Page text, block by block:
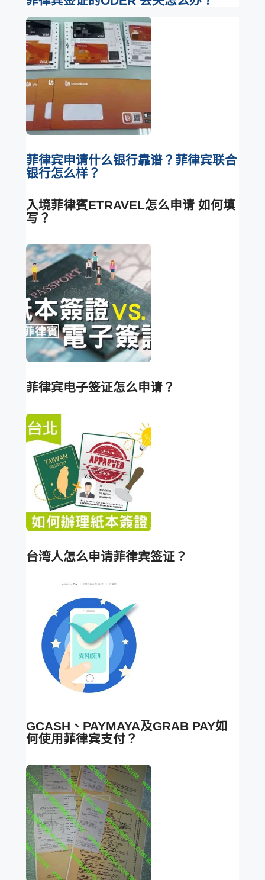
菲律宾申请什么银行靠谱？菲律宾联合
银行怎么样？
入境菲律賓ETRAVEL怎么申请 如何填
写？
菲律宾电子签证怎么申请？
台湾人怎么申请菲律宾签证？
GCASH、PAYMAYA及GRAB PAY如
何使用菲律宾支付？